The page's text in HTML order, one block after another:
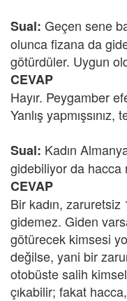
Sual: Geçen sene
olunca fizana da
götürdüler. Uygun
CEVAP
Hayır. Peygamber
Yanlış
Sual: Kadın
gidebiliyor da hacca
CEVAP
Bir kadın,
gidemez. Giden
götürecek kimsesi
değilse, yani bir
otobüste salih
çıkabilir; fakat